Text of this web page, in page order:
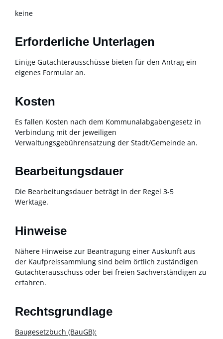
keine
Erforderliche Unterlagen
Einige Gutachterausschüsse bieten für den Antrag ein
eigenes Formular an.
Kosten
Es fallen Kosten nach dem Kommunalabgabengesetz in
Verbindung mit der jeweiligen
Verwaltungsgebührensatzung der Stadt/Gemeinde an.
Bearbeitungsdauer
Die Bearbeitungsdauer beträgt in der Regel 3-5
Werktage.
Hinweise
Nähere Hinweise zur Beantragung einer Auskunft aus
der Kaufpreissammlung sind beim örtlich zuständigen
Gutachterausschuss oder bei freien Sachverständigen zu
erfahren.
Rechtsgrundlage
Baugesetzbuch (BauGB):